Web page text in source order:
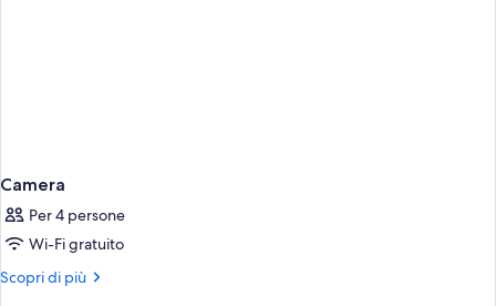
Camera
Per 4 persone
Wi-Fi gratuito
Scopri di più
Altri